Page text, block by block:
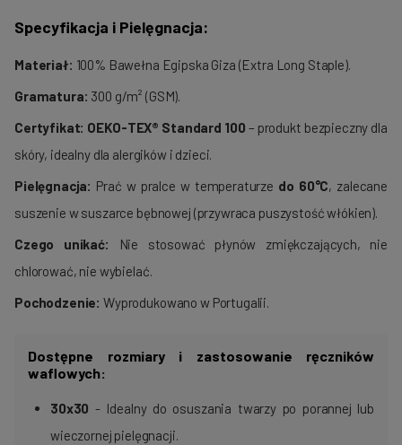
Specyfikacja i Pielęgnacja:
Materiał: 100% Bawełna Egipska Giza (Extra Long Staple).
Gramatura: 300 g/m² (GSM).
Certyfikat: OEKO-TEX® Standard 100 – produkt bezpieczny dla
skóry, idealny dla alergików i dzieci.
Pielęgnacja: Prać w pralce w temperaturze do 60°C, zalecane
suszenie w suszarce bębnowej (przywraca puszystość włókien).
Czego unikać:
Nie stosować płynów zmiękczających, nie
chlorować, nie wybielać.
Pochodzenie: Wyprodukowano w Portugalii.
Dostępne rozmiary i zastosowanie ręczników
waflowych:
30x30 - Idealny do osuszania twarzy po porannej lub
wieczornej pielęgnacji.